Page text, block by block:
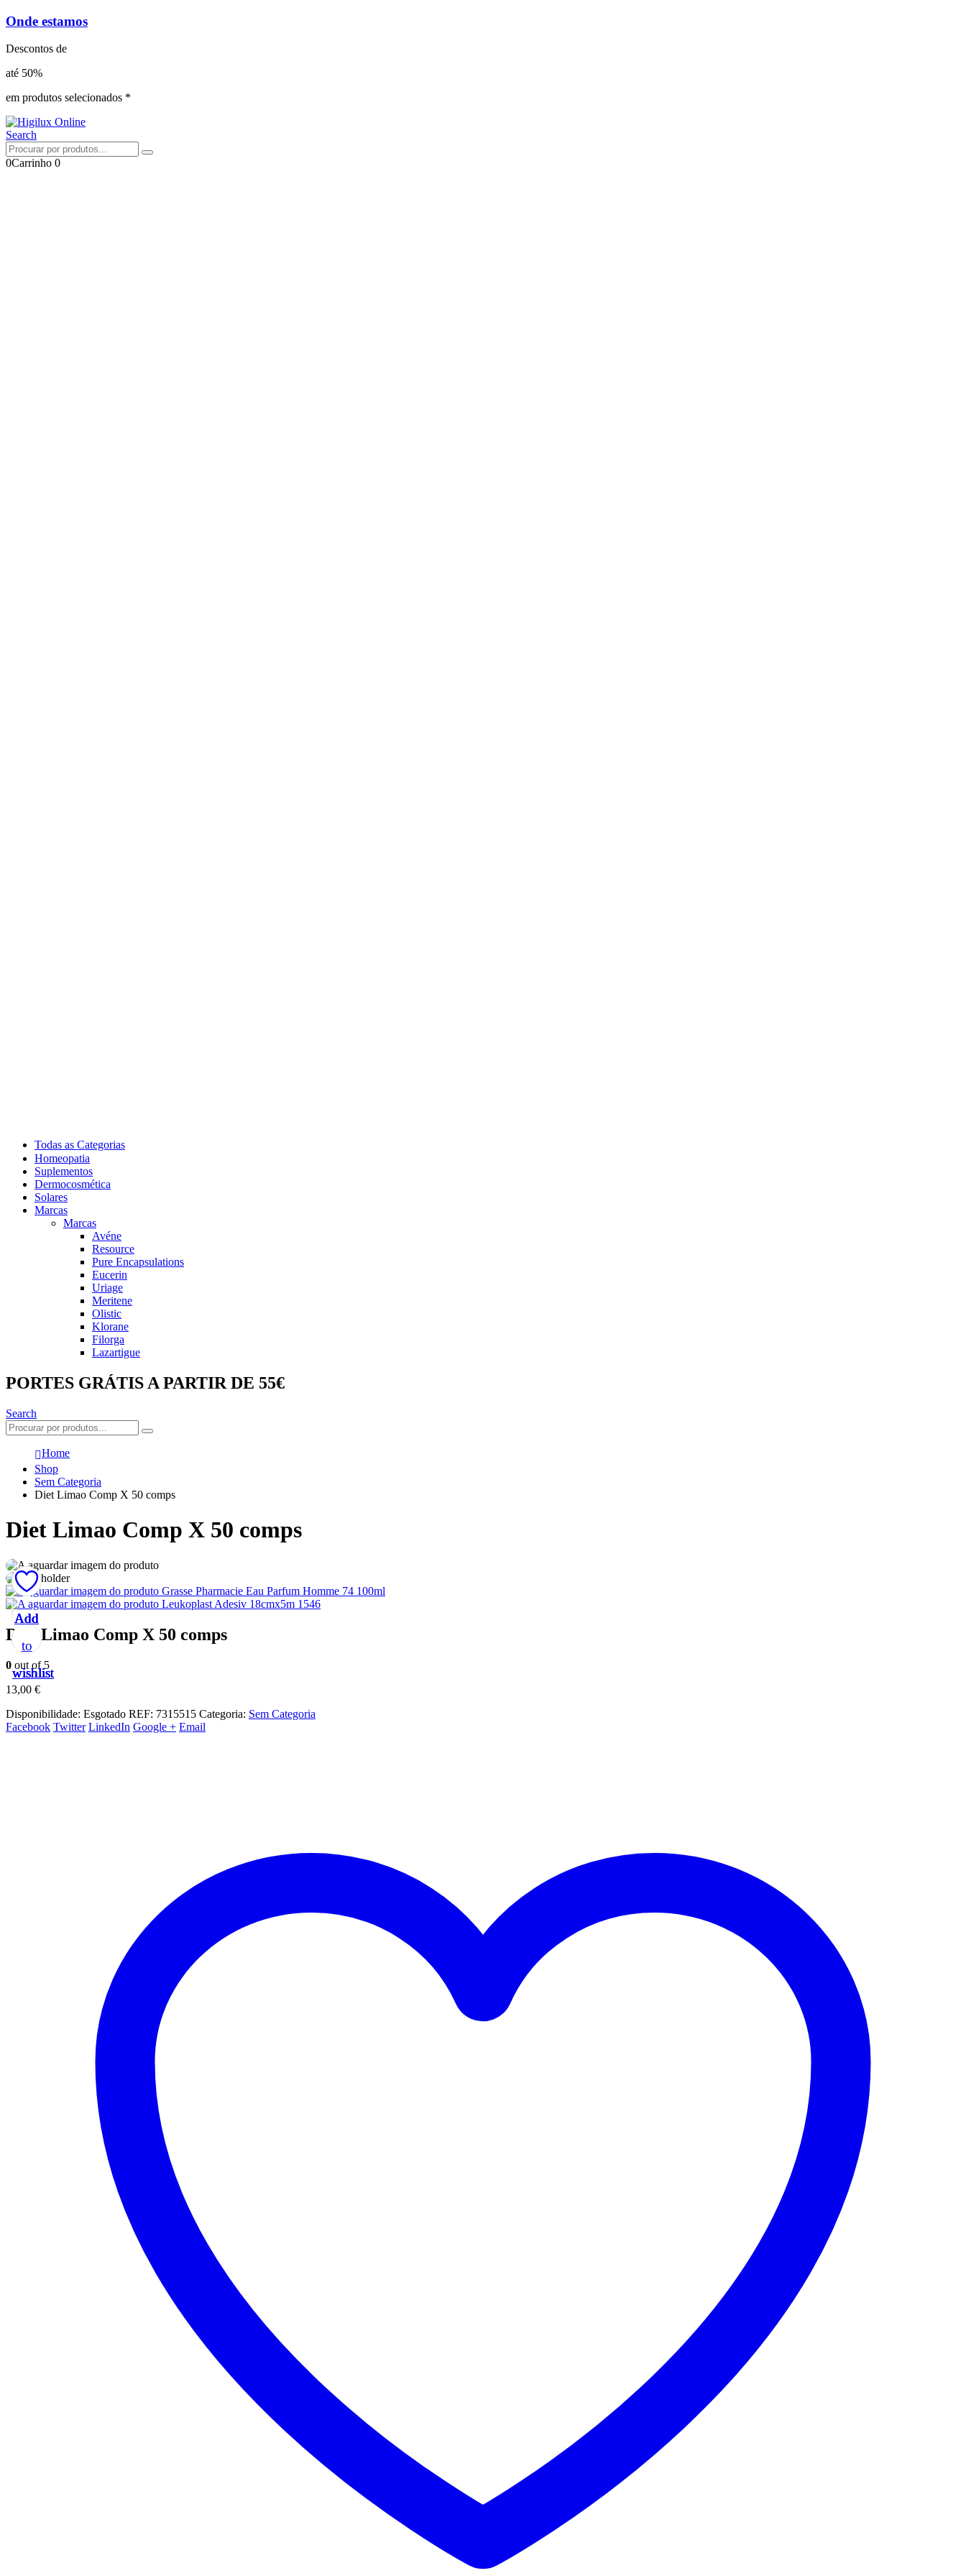
Onde estamos
Descontos de
até 50%
em produtos selecionados *
Search
0Carrinho 0
Todas as Categorias
Homeopatia
Suplementos
Dermocosmética
Solares
Marcas
Marcas
Avéne
Resource
Pure Encapsulations
Eucerin
Uriage
Meritene
Olistic
Klorane
Filorga
Lazartigue
PORTES GRÁTIS A PARTIR DE 55€
Search
Home
Shop
Sem Categoria
Diet Limao Comp X 50 comps
Diet Limao Comp X 50 comps
Grasse Pharmacie Eau Parfum Homme 74 100ml
Leukoplast Adesiv 18cmx5m 1546
Diet Limao Comp X 50 comps
0 out of 5
13,00 €
Disponibilidade: Esgotado REF: 7315515 Categoria: Sem Categoria
Facebook Twitter LinkedIn Google + Email
Add
to
wishlist
Add
to
wishlist
Add
to
wishlist
Add
to
wishlist
Add
to
wishlist